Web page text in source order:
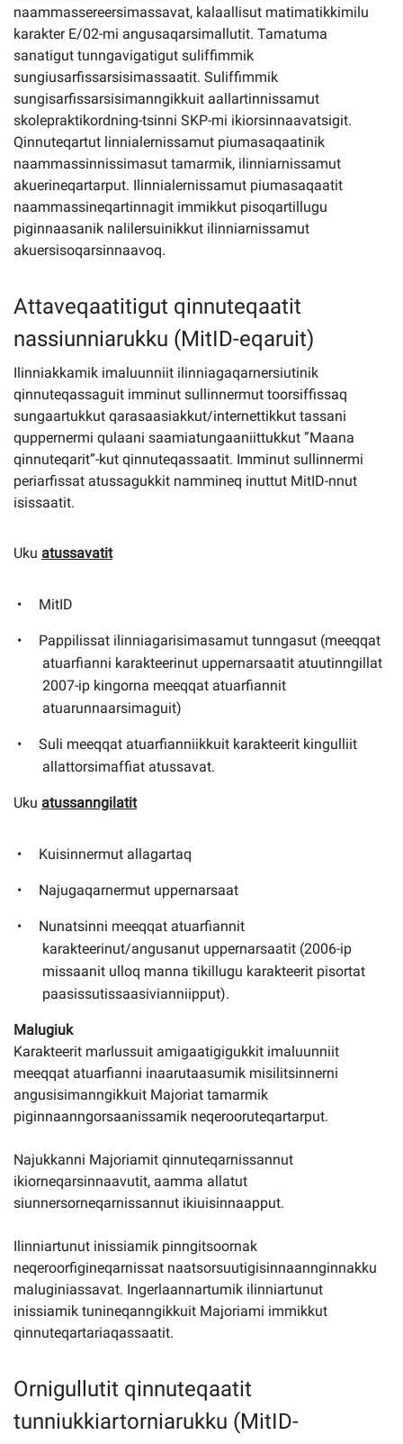
naammassereersimassavat, kalaallisut matimatikkimilu
karakter E/02-mi angusaqarsimallutit. Tamatuma
sanatigut tunngavigatigut suliffimmik
sungiusarfissarsisimassaatit. Suliffimmik
sungisarfissarsisimanngikkuit aallartinnissamut
skolepraktikordning-tsinni SKP-mi ikiorsinnaavatsigit.
Qinnuteqartut linnialernissamut piumasaqaatinik
naammassinnissimasut tamarmik, ilinniarnissamut
akuerineqartarput. Ilinnialernissamut piumasaqaatit
naammassineqartinnagit immikkut pisoqartillugu
piginnaasanik nalilersuinikkut ilinniarnissamut
akuersisoqarsinnaavoq.
Attaveqaatitigut qinnuteqaatit
nassiunniarukku (MitID-eqaruit)
Ilinniakkamik imaluunniit ilinniagaqarnersiutinik
qinnuteqassaguit imminut sullinnermut toorsiffissaq
sungaartukkut qarasaasiakkut/internettikkut tassani
quppernermi qulaani saamiatungaaniittukkut ”Maana
qinnuteqarit”-kut qinnuteqassaatit. Imminut sullinnermi
periarfissat atussagukkit nammineq inuttut MitID-nnut
isissaatit.
Uku atussavatit
MitID
Pappilissat ilinniagarisimasamut tunngasut (meeqqat
atuarfianni karakteerinut uppernarsaatit atuutinngillat
2007-ip kingorna meeqqat atuarfiannit
atuarunnaarsimaguit)
Suli meeqqat atuarfianniikkuit karakteerit kingulliit
allattorsimaffiat atussavat.
Uku atussanngilatit
Kuisinnermut allagartaq
Najugaqarnermut uppernarsaat
Nunatsinni meeqqat atuarfiannit
karakteerinut/angusanut uppernarsaatit (2006-ip
missaanit ulloq manna tikillugu karakteerit pisortat
paasissutissaasivianniipput).
Malugiuk
Karakteerit marlussuit amigaatigigukkit imaluunniit
meeqqat atuarfianni inaarutaasumik misilitsinnerni
angusisimanngikkuit Majoriat tamarmik
piginnaanngorsaanissamik neqerooruteqartarput.
Najukkanni Majoriamit qinnuteqarnissannut
ikiorneqarsinnaavutit, aamma allatut
siunnersorneqarnissannut ikiuisinnaapput.
Ilinniartunut inissiamik pinngitsoornak
neqeroorfigineqarnissat naatsorsuutigisinnaannginnakku
maluginiassavat. Ingerlaannartumik ilinniartunut
inissiamik tunineqanngikkuit Majoriami immikkut
qinnuteqartariaqassaatit.
Ornigullutit qinnuteqaatit
tunniukkiartorniarukku (MitID-